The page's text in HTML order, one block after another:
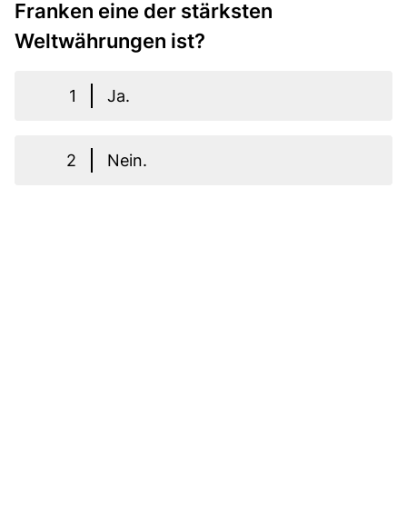
Franken eine der stärksten
Weltwährungen ist?
1 Ja.
2 Nein.